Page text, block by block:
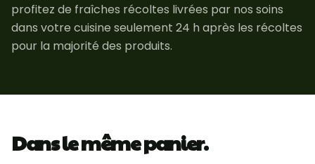
profitez de fraîches récoltes livrées par nos soins
dans votre cuisine seulement 24 h après les récoltes
pour la majorité des produits.
Dans le même panier.